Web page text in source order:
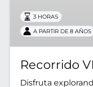
3 HORAS
A PARTIR DE 8 AÑOS
Recorrido
Disfruta